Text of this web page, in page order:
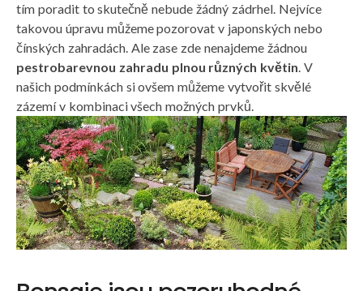
tím poradit to skutečně nebude žádný zádrhel. Nejvíce
takovou úpravu můžeme pozorovat v japonských nebo
čínských zahradách. Ale zase zde nenajdeme žádnou
pestrobarevnou zahradu plnou různých květin. V
našich podmínkách si ovšem můžeme vytvořit skvělé
zázemí v kombinaci všech možných prvků.